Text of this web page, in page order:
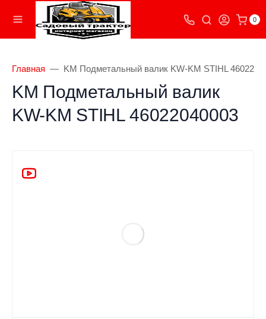
0
Главная KM Подметальный валик KW-KM STIHL
KM Подметальный валик
KW-KM STIHL 46022040003